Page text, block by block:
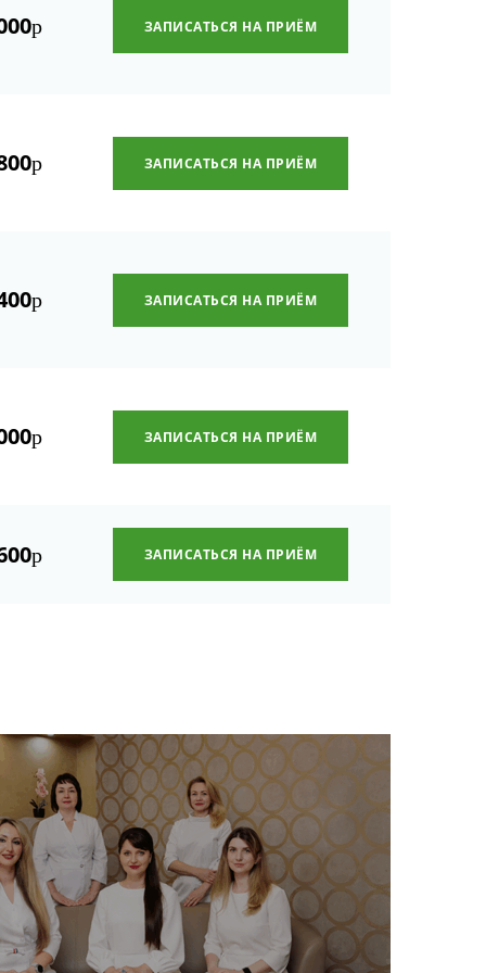
р ЗАПИСАТЬСЯ НА ПРИЁМ
р ЗАПИСАТЬСЯ НА ПРИЁМ
р ЗАПИСАТЬСЯ НА ПРИЁМ
р ЗАПИСАТЬСЯ НА ПРИЁМ
р ЗАПИСАТЬСЯ НА ПРИЁМ